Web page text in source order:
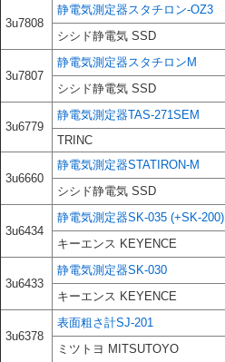
3u7808
静電気測定器スタチロン-OZ3
シシド静電気 SSD
3u7807
静電気測定器スタチロンM
シシド静電気 SSD
3u6779
静電気測定器TAS-271SEM
TRINC
3u6660
静電気測定器STATIRON-M
シシド静電気 SSD
3u6434
静電気測定器SK-035 (+SK-200)
キーエンス KEYENCE
3u6433
静電気測定器SK-030
キーエンス KEYENCE
3u6378
表面粗さ計SJ-201
ミツトヨ MITSUTOYO